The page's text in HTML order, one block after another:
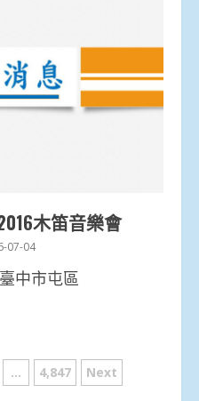
木笛音樂會
07-04
中市屯區
... 4,847 Next